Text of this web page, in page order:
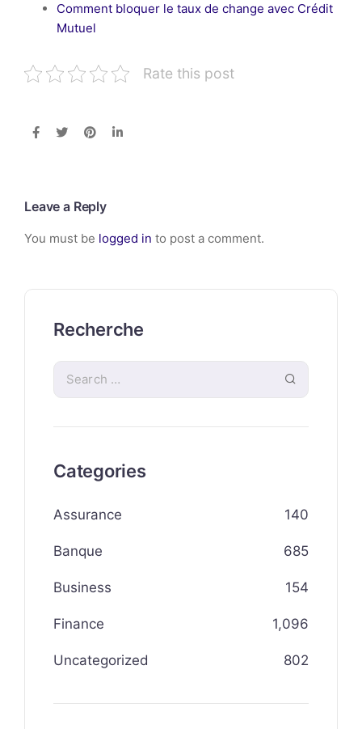
Comment bloquer le taux de change avec Crédit
Mutuel
Rate this post
Leave a Reply
You must be logged in to post a comment.
Recherche
Categories
Assurance 140
Banque 685
Business 154
Finance 1,096
Uncategorized 802